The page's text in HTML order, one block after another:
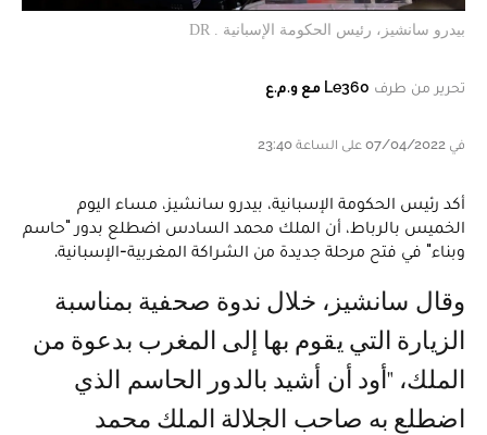
بيدرو سانشيز، رئيس الحكومة الإسبانية . DR
تحرير من طرف Le360 مع و.م.ع
في 07/04/2022 على الساعة 23:40
أكد رئيس الحكومة الإسبانية، بيدرو سانشيز، مساء اليوم
الخميس بالرباط، أن الملك محمد السادس اضطلع بدور "حاسم
وبناء" في فتح مرحلة جديدة من الشراكة المغربية-الإسبانية.
وقال سانشيز، خلال ندوة صحفية بمناسبة
الزيارة التي يقوم بها إلى المغرب بدعوة من
الملك، "أود أن أشيد بالدور الحاسم الذي
اضطلع به صاحب الجلالة الملك محمد